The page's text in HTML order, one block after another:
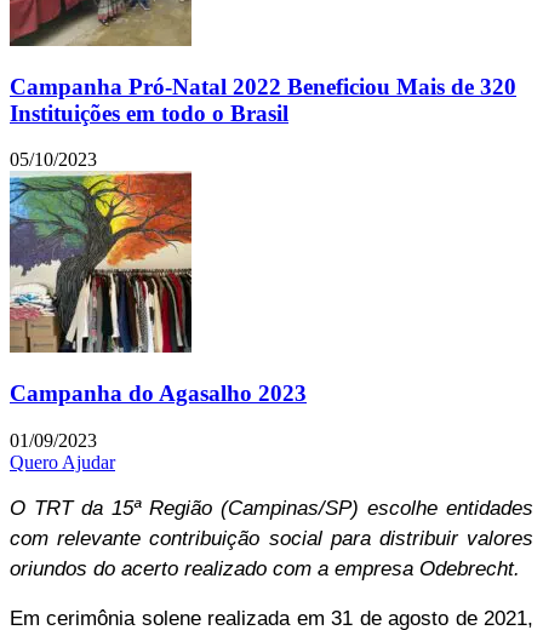
Campanha Pró-Natal 2022 Beneficiou Mais de 320
Instituições em todo o Brasil
05/10/2023
Campanha do Agasalho 2023
01/09/2023
Quero Ajudar
O TRT da 15ª Região (Campinas/SP) escolhe entidades
com relevante contribuição social para distribuir valores
oriundos do acerto realizado com a empresa Odebrecht.
Em cerimônia solene realizada em 31 de agosto de 2021,